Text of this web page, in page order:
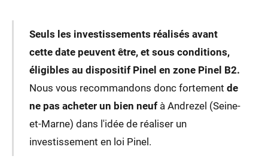
Seuls les investissements réalisés avant
cette date peuvent être, et sous conditions,
éligibles au dispositif Pinel en zone Pinel B2.
Nous vous recommandons donc fortement de
ne pas acheter un bien neufà Andrezel (Seine-
et-Marne) dans l'idée de réaliser un
investissement en loi Pinel.